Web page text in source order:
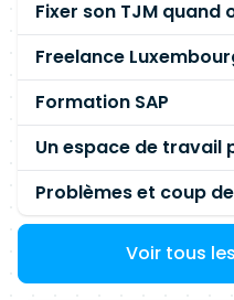
Freelance
Formation SAP
Problèmes et coup
Voir tous